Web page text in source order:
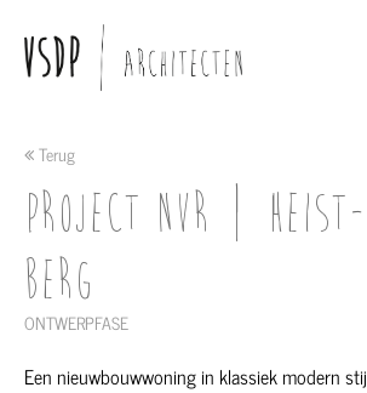
Terug
Project NVR |
berg
ONTWERPFASE
Een nieuwbouwwoning in klassiek modern